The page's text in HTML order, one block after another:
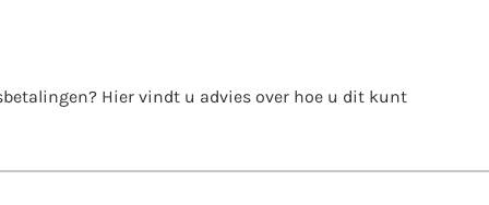
Hier vindt u advies over hoe u dit kunt